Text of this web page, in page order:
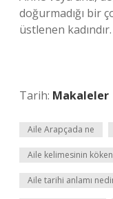
doğurmadığı bir
üstlenen kadındır.
Tarih: Makaleler
Aile Arapçada ne
Aile kelimesinin
Aile tarihi anlamı